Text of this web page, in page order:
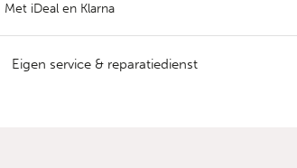
Met iDeal en Klarna
Eigen service & reparatiedienst